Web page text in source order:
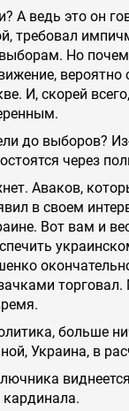
А ведь это он
требовал
Но
И, скорей
до выборов?
через
Аваков,
в своем
Вот вам и
больше
Украина, в
кардинала.